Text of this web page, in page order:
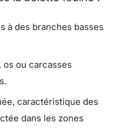
à des branches basses
os ou carcasses
caractéristique des
dans les zones